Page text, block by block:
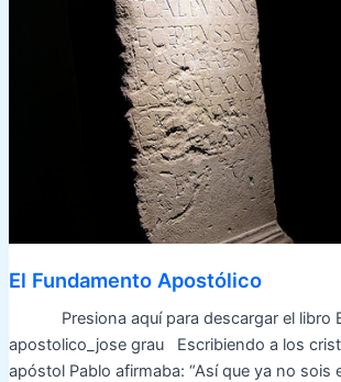
El Fundamento Apostólico
Presiona aquí para descargar el libro
apostolico_jose grau Escribiendo a los
apóstol Pablo afirmaba: “Así que ya no sois